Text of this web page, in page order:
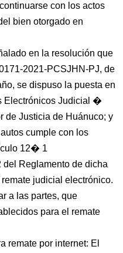
con los actos
bien otorgado en
en la resolución que
2021-PCSJHN-PJ, de
se dispuso la puesta en
Electrónicos Judicial �
de Justicia de Huánuco; y
cumple con los
12� 1
Reglamento de dicha
judicial electrónico.
a las partes, que
para el remate
remate por internet: El